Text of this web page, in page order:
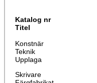
Katalog nr
Titel
Konstnär
Teknik
Upplaga
Skrivare